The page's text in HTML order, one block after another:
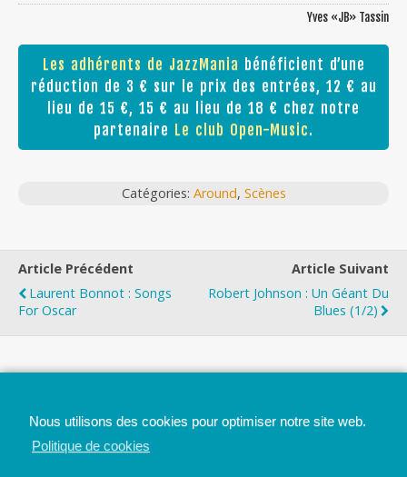
Yves «JB» Tassin
Les adhérents de JazzMania bénéficient d’une
réduction de 3 € sur le prix des entrées, 12 € au
lieu de 15 €, 15 € au lieu de 18 € chez notre
partenaire Le club Open-Music.
Catégories: Around, Scènes
Article Précédent
Laurent Bonnot : Songs
For Oscar
Article Suivant
Robert Johnson : Un Géant Du
Blues (1/2)
Nous utilisons des cookies pour optimiser notre site web.
Politique de cookies